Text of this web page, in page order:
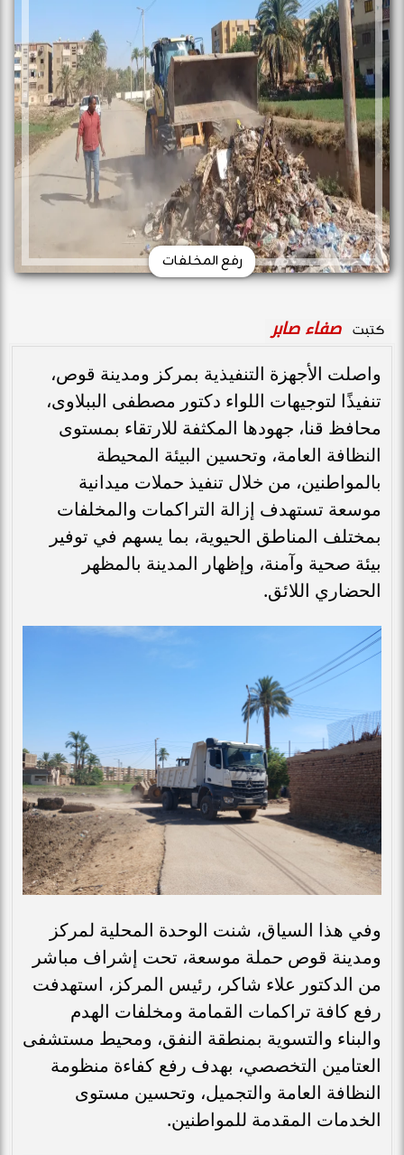
رفع المخلفات
كتبت صفاء صابر
واصلت الأجهزة التنفيذية بمركز ومدينة قوص،
تنفيذًا لتوجيهات اللواء دكتور مصطفى الببلاوى،
محافظ قنا، جهودها المكثفة للارتقاء بمستوى
النظافة العامة، وتحسين البيئة المحيطة
بالمواطنين، من خلال تنفيذ حملات ميدانية
موسعة تستهدف إزالة التراكمات والمخلفات
بمختلف المناطق الحيوية، بما يسهم في توفير
بيئة صحية وآمنة، وإظهار المدينة بالمظهر
الحضاري اللائق.
وفي هذا السياق، شنت الوحدة المحلية لمركز
ومدينة قوص حملة موسعة، تحت إشراف مباشر
من الدكتور علاء شاكر، رئيس المركز، استهدفت
رفع كافة تراكمات القمامة ومخلفات الهدم
والبناء والتسوية بمنطقة النفق، ومحيط مستشفى
العتامين التخصصي، بهدف رفع كفاءة منظومة
النظافة العامة والتجميل، وتحسين مستوى
الخدمات المقدمة للمواطنين.